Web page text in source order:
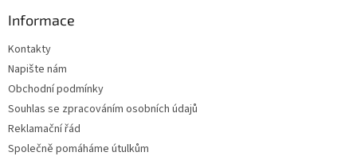
Informace
Kontakty
Napište nám
Obchodní podmínky
Souhlas se zpracováním osobních údajů
Reklamační řád
Společně pomáháme útulkům